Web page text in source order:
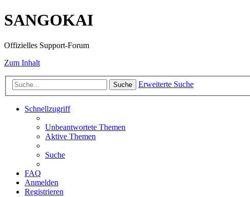
SANGOKAI
Offizielles Support-Forum
Zum Inhalt
Suche Erweiterte Suche
Schnellzugriff
Unbeantwortete Themen
Aktive Themen
Suche
FAQ
Anmelden
Registrieren